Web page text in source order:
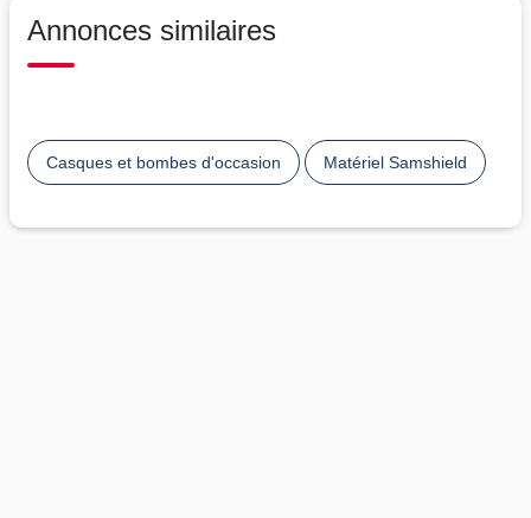
Annonces similaires
Casques et bombes d'occasion Matériel Samshield